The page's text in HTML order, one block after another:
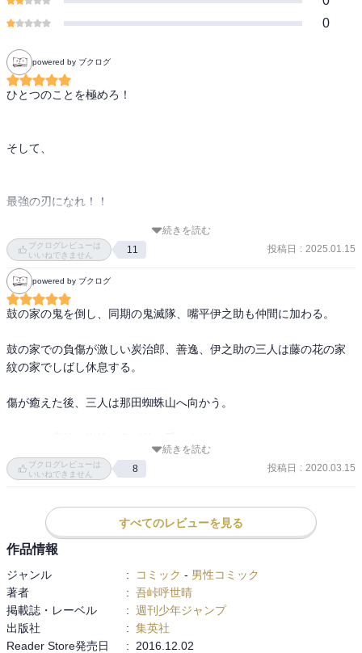
0
powered by ブクログ
ひとつのことを極めろ！
そして、
最強の刃になれ！！
ひとつしかないことが負い目ではなく極めれば唯一無二の最強ポイ
ントになれるのだ！
水の呼吸　伍ノ型　干天の慈雨
ぜひ〜
続きを読む
ブクログレビューは
いいねできません
11 投稿日 : 2025.01.15
powered by ブクログ
鼓の家の鬼を倒し、同期の鬼滅隊、嘴平伊之助も仲間に加わる。
鼓の家での負傷が激しい炭治郎、善逸、伊之助の三人は藤の花の家
紋の家でしばし休息する。
傷が癒えた後、三人は那田蜘蛛山へ向かう。
山育ちで家族を知らない伊之助が、炭治郎の優しさや藤の花の家紋
の家で受けた施しにホワホワしていく様が何とも快感(*^-^*)
続きを読む
ブクログレビューは
いいねできません
8 投稿日 : 2020.03.15
すべてのレビューを見る
作品情報
ジャンル : コミック - 男性コミック
著者
: 吾峠呼世晴
掲載誌・レーベル
: 週刊少年ジャンプ
出版社
: 集英社
Reader Store発売日
:
2016.12.02